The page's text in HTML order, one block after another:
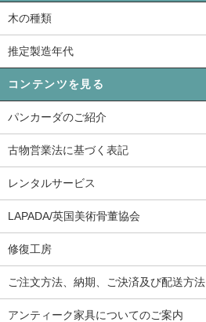
木の種類
推定製造年代
コンテンツを見る
パンカーダのご紹介
古物営業法に基づく表記
レンタルサービス
LAPADA/英国美術骨董協会
修復工房
ご注文方法、納期、ご決済及び配送方法
アンティーク家具についてのご案内